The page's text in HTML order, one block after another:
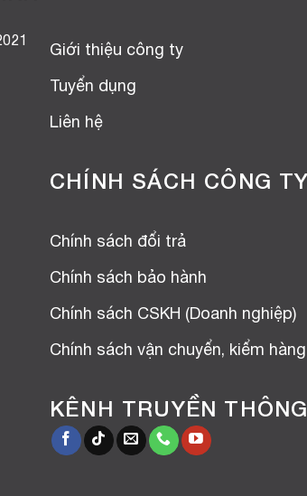
Giới thiệu công ty
Tuyển dụng
Liên hệ
CHÍNH SÁCH CÔNG TY
Chính sách đổi trả
Chính sách bảo hành
Chính sách CSKH (Doanh nghiệp)
Chính sách vận chuyển, kiểm hàng
KÊNH TRUYỀN THÔNG